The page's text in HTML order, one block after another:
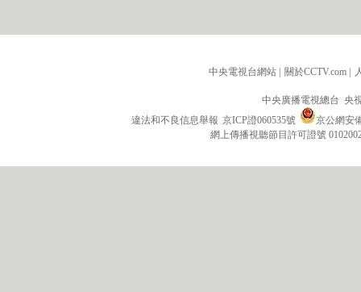
中央電視台網站 關於CCTV.com
中央廣播電視總台 央
違法和不良信息舉報 京ICP證060535號
京公網安
網上傳播視聽節目許可證號